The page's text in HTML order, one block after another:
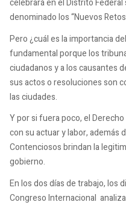
celebrará en el Distrito
denominado los “Nuevos
Pero ¿cuál es la importancia
fundamental porque los
ciudadanos y a los causantes
sus actos o resoluciones son
las ciudades.
Y por si fuera poco, el
con su actuar y labor, además
Contenciosos brindan la
gobierno.
En los dos días de trabajo, los
Congreso Internacional